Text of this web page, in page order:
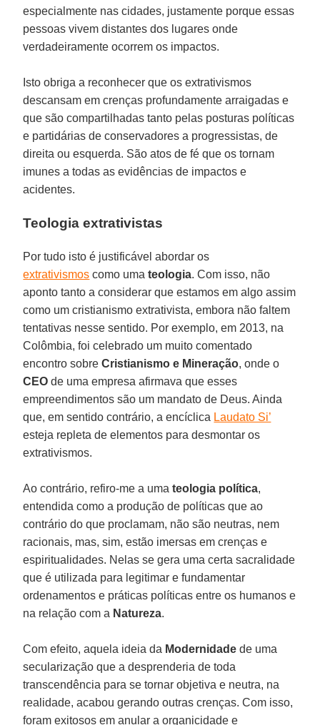
especialmente nas cidades, justamente porque essas
pessoas vivem distantes dos lugares onde
verdadeiramente ocorrem os impactos.
Isto obriga a reconhecer que os extrativismos
descansam em crenças profundamente arraigadas e
que são compartilhadas tanto pelas posturas políticas
e partidárias de conservadores a progressistas, de
direita ou esquerda. São atos de fé que os tornam
imunes a todas as evidências de impactos e
acidentes.
Teologia extrativistas
Por tudo isto é justificável abordar os
extrativismos como umateologia. Com isso, não
aponto tanto a considerar que estamos em algo assim
como um cristianismo extrativista, embora não faltem
tentativas nesse sentido. Por exemplo, em 2013, na
Colômbia, foi celebrado um muito comentado
encontro sobreCristianismo e Mineração, onde o
CEO de uma empresa afirmava que esses
empreendimentos são um mandato de Deus. Ainda
que, em sentido contrário, a encíclica Laudato Si’
esteja repleta de elementos para desmontar os
extrativismos.
Ao contrário, refiro-me a uma teologia política,
entendida como a produção de políticas que ao
contrário do que proclamam, não são neutras, nem
racionais, mas, sim, estão imersas em crenças e
espiritualidades. Nelas se gera uma certa sacralidade
que é utilizada para legitimar e fundamentar
ordenamentos e práticas políticas entre os humanos e
na relação com a Natureza.
Com efeito, aquela ideia da Modernidade de uma
secularização que a desprenderia de toda
transcendência para se tornar objetiva e neutra, na
realidade, acabou gerando outras crenças. Com isso,
foram exitosos em anular a organicidade e